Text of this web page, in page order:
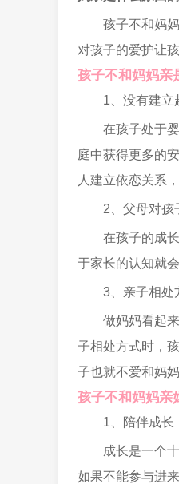
孩子不和妈
对孩子的爱护让
孩子不和妈妈亲
1、没有建立
在孩子处于
庭中获得更多的
人建立依恋关系
2、父母对孩
在孩子的成
于家长的认知就
3、亲子相处
做妈妈看起
子相处方式时，
子也就不爱和妈妈
孩子不和妈妈亲
1、陪伴成长
成长是一个
如果不能参与进